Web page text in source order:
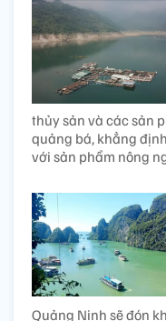
thủy sản và các sản
quảng bá, khẳng
với sản phẩm nông
Quảng Ninh sẽ đón